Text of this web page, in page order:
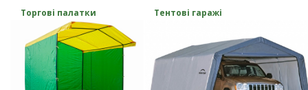
Торгові палатки Тентові гаражі